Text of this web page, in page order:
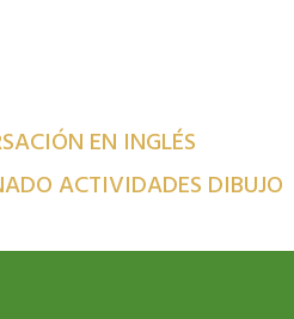
EN INGLÉS
ACTIVIDADES DIBUJO